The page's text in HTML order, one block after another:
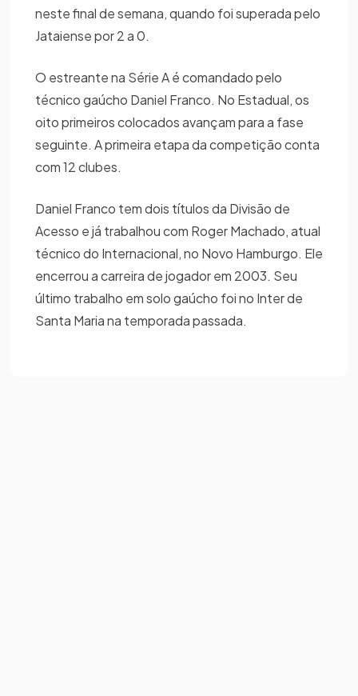
neste final de semana, quando foi superada pelo
Jataiense por 2 a 0.
O estreante na Série A é comandado pelo
técnico gaúcho Daniel Franco. No Estadual, os
oito primeiros colocados avançam para a fase
seguinte. A primeira etapa da competição conta
com 12 clubes.
Daniel Franco tem dois títulos da Divisão de
Acesso e já trabalhou com Roger Machado, atual
técnico do Internacional, no Novo Hamburgo. Ele
encerrou a carreira de jogador em 2003. Seu
último trabalho em solo gaúcho foi no Inter de
Santa Maria na temporada passada.